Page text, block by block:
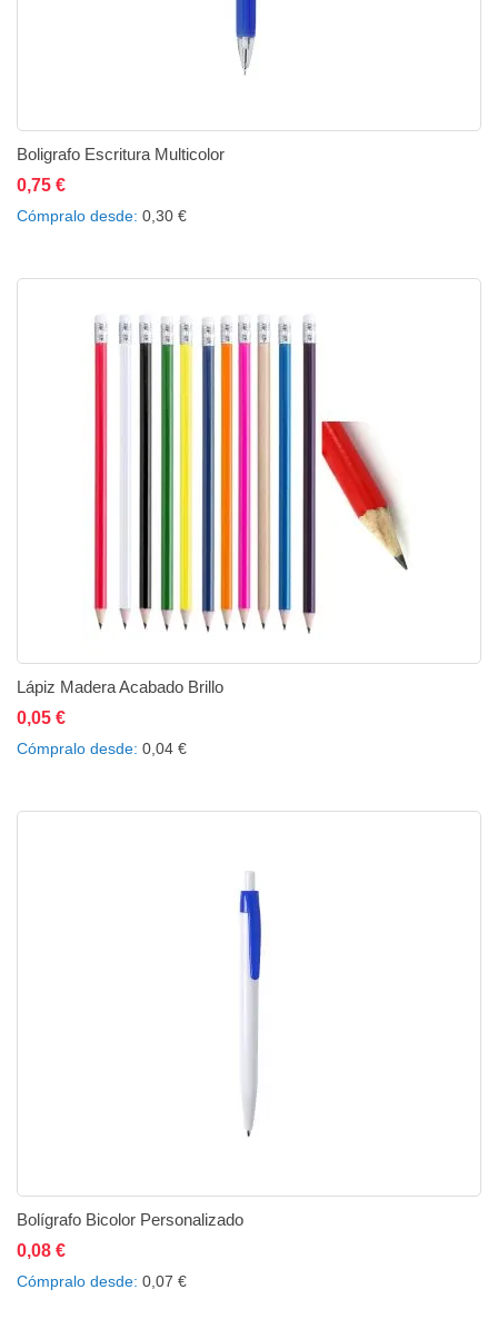
Boligrafo Escritura Multicolor
0,75 €
Cómpralo desde 0,30 €
Lápiz Madera Acabado Brillo
0,05 €
Cómpralo desde 0,04 €
Bolígrafo Bicolor Personalizado
0,08 €
Cómpralo desde 0,07 €